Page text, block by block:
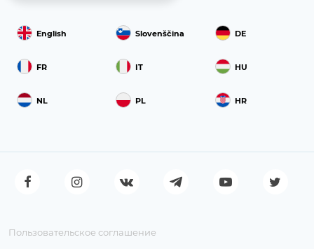
English Slovenščina DE
FR IT HU
NL PL HR
Пользовательское соглашение